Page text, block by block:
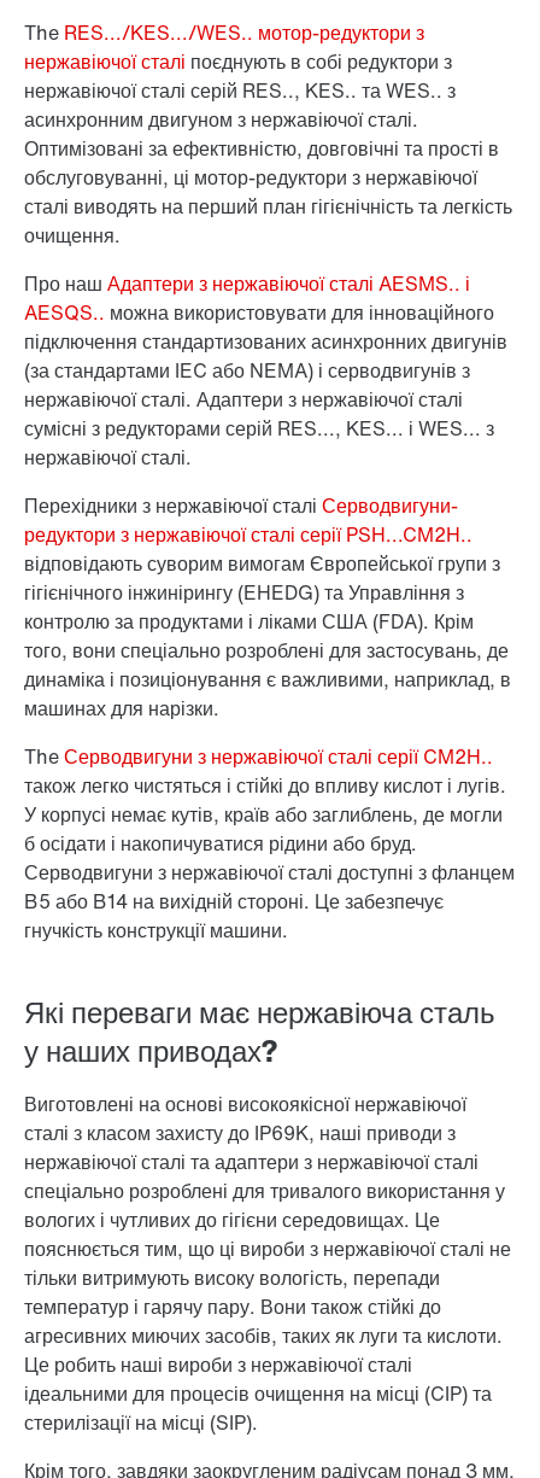
The RES.../KES.../WES.. мотор-редуктори з
нержавіючої сталі поєднують в собі редуктори з
нержавіючої сталі серій RES.., KES.. та WES.. з
асинхронним двигуном з нержавіючої сталі.
Оптимізовані за ефективністю, довговічні та прості в
обслуговуванні, ці мотор-редуктори з нержавіючої
сталі виводять на перший план гігієнічність та легкість
очищення.
Про наш Адаптери з нержавіючої сталі AESMS.. і
AESQS.. можна використовувати для інноваційного
підключення стандартизованих асинхронних двигунів
(за стандартами IEC або NEMA) і серводвигунів з
нержавіючої сталі. Адаптери з нержавіючої сталі
сумісні з редукторами серій RES..., KES... і WES... з
нержавіючої сталі.
Перехідники з нержавіючої сталі Серводвигуни-
редуктори з нержавіючої сталі серії PSH...CM2H..
відповідають суворим вимогам Європейської групи з
гігієнічного інжинірингу (EHEDG) та Управління з
контролю за продуктами і ліками США (FDA). Крім
того, вони спеціально розроблені для застосувань, де
динаміка і позиціонування є важливими, наприклад, в
машинах для нарізки.
TheСерводвигуни з нержавіючої сталі серії CM2H..
також легко чистяться і стійкі до впливу кислот і лугів.
У корпусі немає кутів, країв або заглиблень, де могли
б осідати і накопичуватися рідини або бруд.
Серводвигуни з нержавіючої сталі доступні з фланцем
B5 або B14 на вихідній стороні. Це забезпечує
гнучкість конструкції машини.
Які переваги має нержавіюча сталь
у наших приводах?
Виготовлені на основі високоякісної нержавіючої
сталі з класом захисту до IP69K, наші приводи з
нержавіючої сталі та адаптери з нержавіючої сталі
спеціально розроблені для тривалого використання у
вологих і чутливих до гігієни середовищах. Це
пояснюється тим, що ці вироби з нержавіючої сталі не
тільки витримують високу вологість, перепади
температур і гарячу пару. Вони також стійкі до
агресивних миючих засобів, таких як луги та кислоти.
Це робить наші вироби з нержавіючої сталі
ідеальними для процесів очищення на місці (CIP) та
стерилізації на місці (SIP).
Крім того, завдяки заокругленим радіусам понад 3 мм,